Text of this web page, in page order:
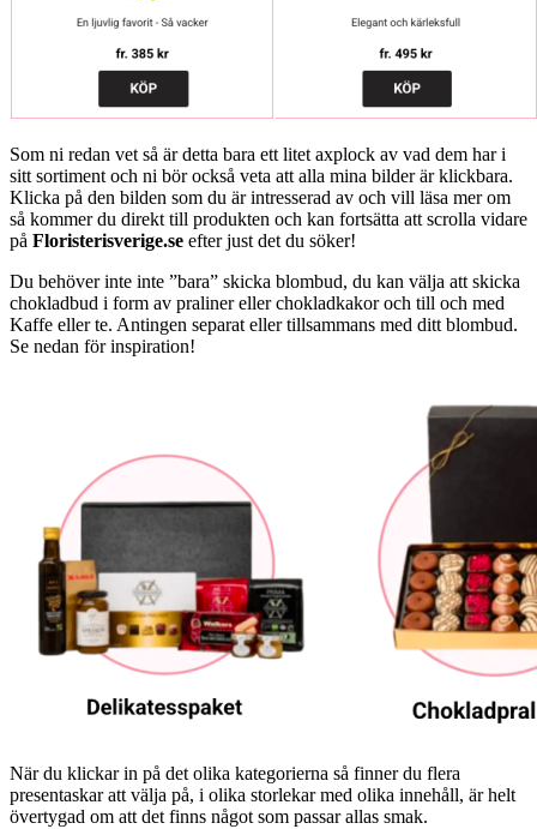
Som ni redan vet så är detta bara ett litet axplock av vad dem har i
sitt sortiment och ni bör också veta att alla mina bilder är klickbara.
Klicka på den bilden som du är intresserad av och vill läsa mer om
så kommer du direkt till produkten och kan fortsätta att scrolla vidare
på Floristerisverige.se efter just det du söker!
Du behöver inte inte ”bara” skicka blombud, du kan välja att skicka
chokladbud i form av praliner eller chokladkakor och till och med
Kaffe eller te. Antingen separat eller tillsammans med ditt blombud.
Se nedan för inspiration!
När du klickar in på det olika kategorierna så finner du flera
presentaskar att välja på, i olika storlekar med olika innehåll, är helt
övertygad om att det finns något som passar allas smak.